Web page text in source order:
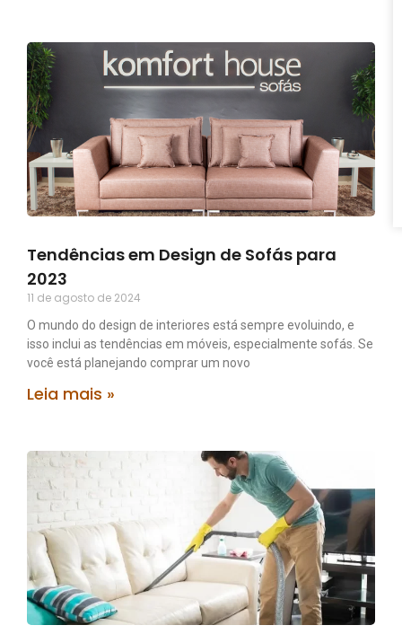
Tendências em Design de Sofás para
2023
11 de agosto de 2024
O mundo do design de interiores está sempre evoluindo, e
isso inclui as tendências em móveis, especialmente sofás. Se
você está planejando comprar um novo
Leia mais »